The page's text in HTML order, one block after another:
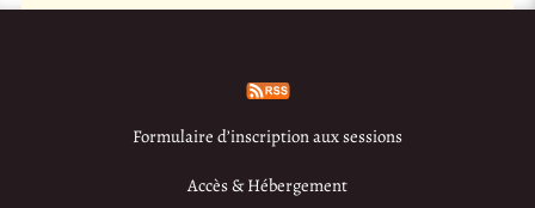
Formulaire d’inscription aux sessions
Accès & Hébergement